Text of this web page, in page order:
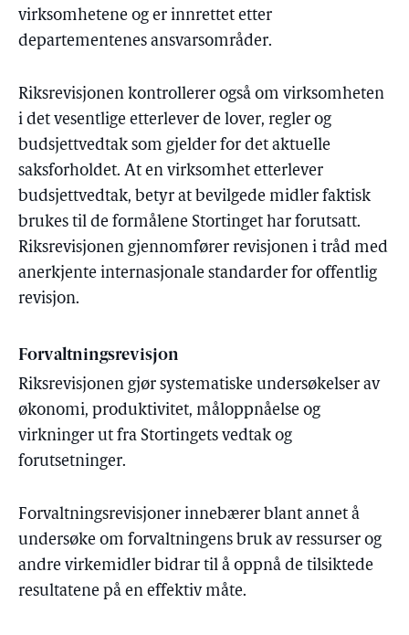
virksomhetene og er innrettet etter
departementenes ansvarsområder.
Riksrevisjonen kontrollerer også om virksomheten
i det vesentlige etterlever de lover, regler og
budsjettvedtak som gjelder for det aktuelle
saksforholdet. At en virksomhet etterlever
budsjettvedtak, betyr at bevilgede midler faktisk
brukes til de formålene Stortinget har forutsatt.
Riksrevisjonen gjennomfører revisjonen i tråd med
anerkjente internasjonale standarder for offentlig
revisjon.
Forvaltningsrevisjon
Riksrevisjonen gjør systematiske undersøkelser av
økonomi, produktivitet, måloppnåelse og
virkninger ut fra Stortingets vedtak og
forutsetninger.
Forvaltningsrevisjoner innebærer blant annet å
undersøke om forvaltningens bruk av ressurser og
andre virkemidler bidrar til å oppnå de tilsiktede
resultatene på en effektiv måte.